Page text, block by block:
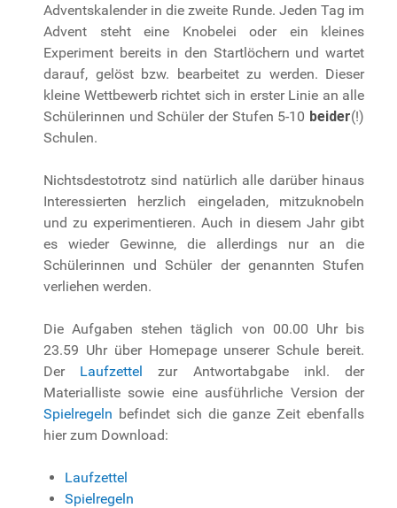
Adventskalender in die zweite Runde. Jeden Tag im
Advent steht eine Knobelei oder ein kleines
Experiment bereits in den Startlöchern und wartet
darauf, gelöst bzw. bearbeitet zu werden. Dieser
kleine Wettbewerb richtet sich in erster Linie an alle
Schülerinnen und Schüler der Stufen 5-10 beider(!)
Schulen.
Nichtsdestotrotz sind natürlich alle darüber hinaus
Interessierten herzlich eingeladen, mitzuknobeln
und zu experimentieren. Auch in diesem Jahr gibt
es wieder Gewinne, die allerdings nur an die
Schülerinnen und Schüler der genannten Stufen
verliehen werden.
Die Aufgaben stehen täglich von 00.00 Uhr bis
23.59 Uhr über Homepage unserer Schule bereit.
Der Laufzettel zur Antwortabgabe inkl. der
Materialliste sowie eine ausführliche Version der
Spielregeln befindet sich die ganze Zeit ebenfalls
hier zum Download:
Laufzettel
Spielregeln